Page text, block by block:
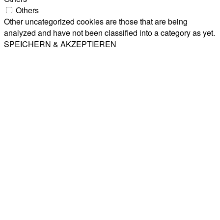
Others
Other uncategorized cookies are those that are being
analyzed and have not been classified into a category as yet.
SPEICHERN & AKZEPTIEREN